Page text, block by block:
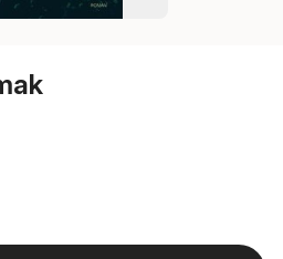
röster: